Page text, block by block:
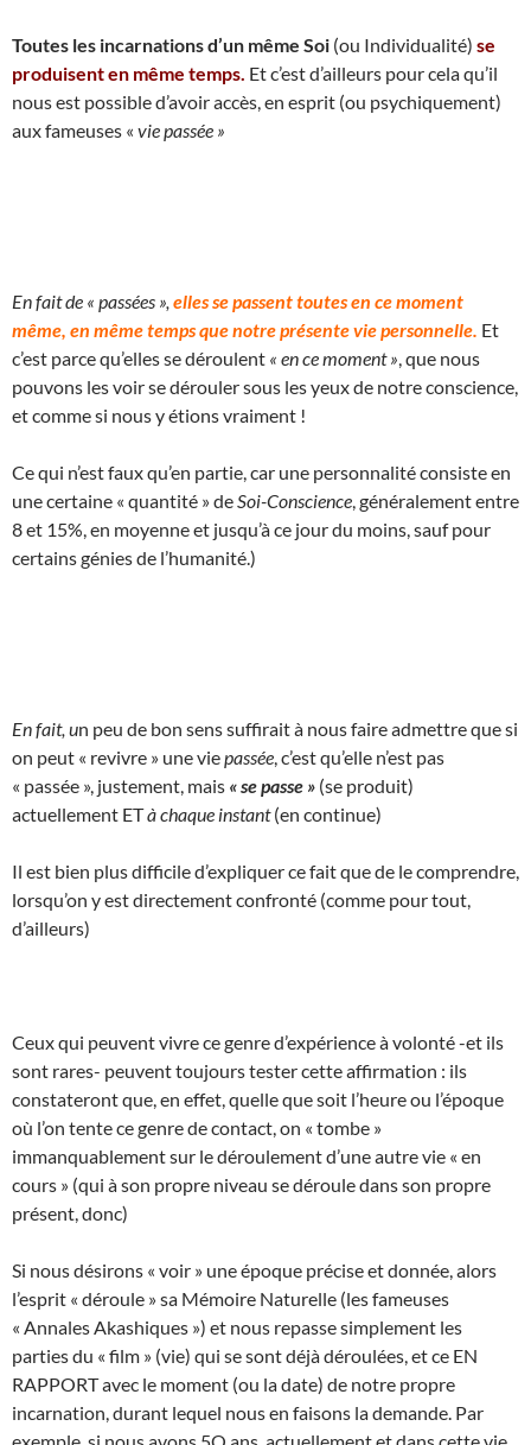
Toutes les incarnations d’un même Soi (ou Individualité) se
produisent en même temps. Et c’est d’ailleurs pour cela qu’il
nous est possible d’avoir accès, en esprit (ou psychiquement)
aux fameuses « vie passée »
En fait de « passées », elles se passent toutes en ce moment
même, en même temps que notre présente vie personnelle. Et
c’est parce qu’elles se déroulent « en ce moment » , que nous
pouvons les voir se dérouler sous les yeux de notre conscience,
et comme si nous y étions vraiment !
Ce qui n’est faux qu’en partie, car une personnalité consiste en
une certaine « quantité » de Soi-Conscience , généralement entre
8 et 15%, en moyenne et jusqu’à ce jour du moins, sauf pour
certains génies de l’humanité.)
En fait, un peu de bon sens suffirait à nous faire admettre que si
on peut « revivre » une viepassée , c’est qu’elle n’est pas
« passée », justement, mais « se passe » (se produit)
actuellement ETà chaque instant(en continue)
Il est bien plus difficile d’expliquer ce fait que de le comprendre,
lorsqu’on y est directement confronté (comme pour tout,
d’ailleurs)
Ceux qui peuvent vivre ce genre d’expérience à volonté -et ils
sont rares- peuvent toujours tester cette affirmation : ils
constateront que, en effet, quelle que soit l’heure ou l’époque
où l’on tente ce genre de contact, on « tombe »
immanquablement sur le déroulement d’une autre vie « en
cours » (qui à son propre niveau se déroule dans son propre
présent, donc)
Si nous désirons « voir » une époque précise et donnée, alors
l’esprit « déroule » sa Mémoire Naturelle (les fameuses
« Annales Akashiques ») et nous repasse simplement les
parties du « film » (vie) qui se sont déjà déroulées, et ce EN
RAPPORT avec le moment (ou la date) de notre propre
incarnation, durant lequel nous en faisons la demande. Par
exemple, si nous avons 5O ans, actuellement et dans cette vie,